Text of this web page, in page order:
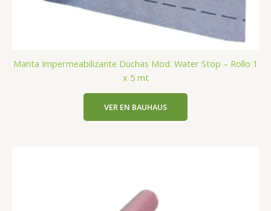
Manta Impermeabilizante Duchas Mod. Water Stop – Rollo 1
x 5 mt
VER EN BAUHAUS